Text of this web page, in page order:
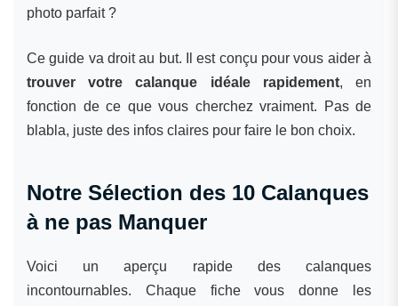
photo parfait ?
Ce guide va droit au but. Il est conçu pour vous aider à
trouver votre calanque idéale rapidement, en
fonction de ce que vous cherchez vraiment. Pas de
blabla, juste des infos claires pour faire le bon choix.
Notre Sélection des 10 Calanques
à ne pas Manquer
Voici un aperçu rapide des calanques
incontournables. Chaque fiche vous donne les